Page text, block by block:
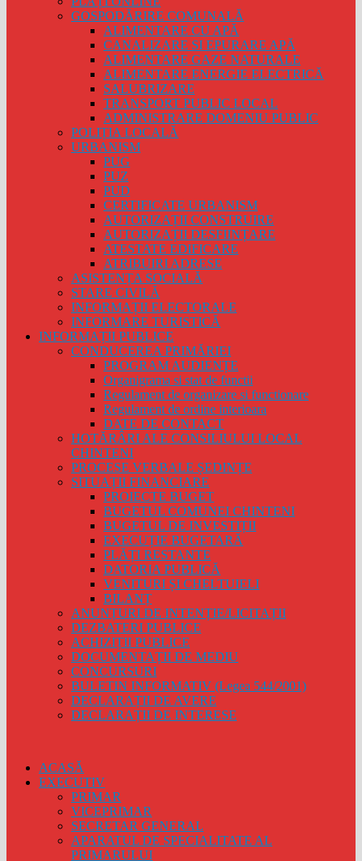
GOSPODĂRIRE COMUNALĂ
ALIMENTARE CU APĂ
CANALIZARE SI EPURARE APĂ
ALIMENTARE GAZE NATURALE
ALIMENTARE ENERGIE ELECTRICĂ
SALUBRIZARE
TRANSPORT PUBLIC LOCAL
ADMINISTRARE DOMENIU PUBLIC
POLIȚIA LOCALĂ
URBANISM
PUG
PUZ
PUD
CERTIFICATE URBANISM
AUTORIZAȚII CONSTRUIRE
AUTORIZAȚII DESFIINȚARE
ATESTATE EDIFICARE
ATRIBUIRI ADRESE
ASISTENȚA SOCIALĂ
STARE CIVILĂ
INFORMAȚII ELECTORALE
INFORMARE TURISTICĂ
INFORMAȚII PUBLICE
CONDUCEREA PRIMĂRIEI
PROGRAM AUDIENȚE
Organigrama si stat de functii
Regulament de organizare si functionare
Regulament de ordine interioara
DATE DE CONTACT
HOTĂRÂRI ALE CONSILIULUI LOCAL
CHINTENI
PROCESE VERBALE ȘEDINȚE
SITUAȚII FINANCIARE
PROIECTE BUGET
BUGETUL COMUNEI CHINTENI
BUGETUL DE INVESTIȚII
EXECUȚIE BUGETARĂ
PLĂȚI RESTANTE
DATORIA PUBLICĂ
VENITURI ȘI CHELTUIELI
BILANȚ
ANUNȚURI DE INTENȚIE/LICITAȚII
DEZBATERI PUBLICE
ACHIZIȚII PUBLICE
DOCUMENTAȚII DE MEDIU
CONCURSURI
BULETIN INFORMATIV (Legea 544/2001)
DECLARAȚII DE AVERE
DECLARAȚII DE INTERESE
ACASĂ
EXECUTIV
PRIMAR
VICEPRIMAR
SECRETAR GENERAL
APARATUL DE SPECIALITATE AL
PRIMARULUI